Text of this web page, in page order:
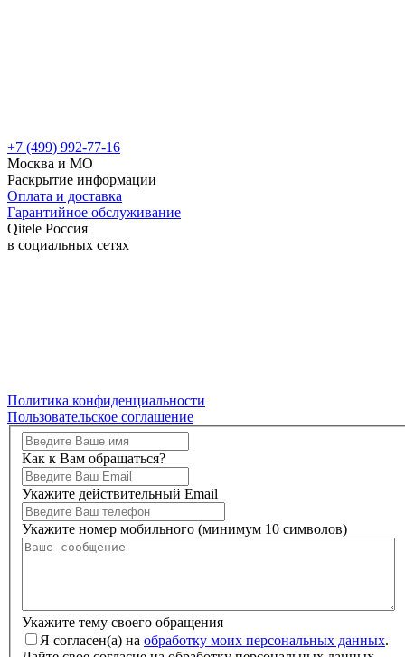
+7 (499) 992-77-16
Москва и МО
Раскрытие информации
Оплата и доставка
Гарантийное обслуживание
Qitele Россия
в социальных сетях
Политика конфиденциальности
Пользовательское соглашение
Как к Вам обращаться?
Укажите действительный Email
Укажите номер мобильного (минимум 10 символов)
Укажите тему своего обращения
Я согласен(а) на обработку моих персональных данных.